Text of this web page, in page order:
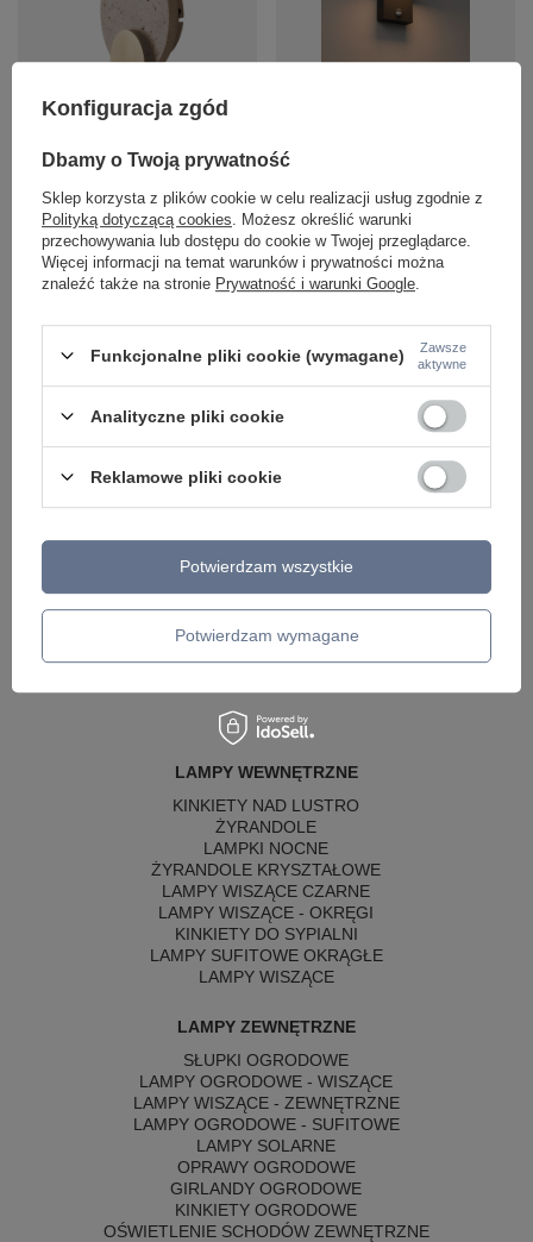
25cm średnicy LED 3000K IP44
754,00 zł / szt.
3000K z czujnikiem ruchu Maxlight
W0472
396,00 zł / szt.
LAMPY WEWNĘTRZNE
KINKIETY NAD LUSTRO
ŻYRANDOLE
LAMPKI NOCNE
ŻYRANDOLE KRYSZTAŁOWE
LAMPY WISZĄCE CZARNE
LAMPY WISZĄCE - OKRĘGI
KINKIETY DO SYPIALNI
LAMPY SUFITOWE OKRĄGŁE
LAMPY WISZĄCE
LAMPY ZEWNĘTRZNE
SŁUPKI OGRODOWE
LAMPY OGRODOWE - WISZĄCE
LAMPY WISZĄCE - ZEWNĘTRZNE
LAMPY OGRODOWE - SUFITOWE
LAMPY SOLARNE
OPRAWY OGRODOWE
GIRLANDY OGRODOWE
KINKIETY OGRODOWE
OŚWIETLENIE SCHODÓW ZEWNĘTRZNE
Konfiguracja zgód
Dbamy o Twoją prywatność
Sklep korzysta z plików cookie w celu realizacji usług zgodnie z
Polityką dotyczącą cookies . Możesz określić warunki
przechowywania lub dostępu do cookie w Twojej przeglądarce.
Więcej informacji na temat warunków i prywatności można
znaleźć także na stronie Prywatność i warunki Google
Funkcjonalne pliki cookie (wymagane)
Zawsze
aktywne
Analityczne pliki cookie
Reklamowe pliki cookie
Potwierdzam wymagane
Potwierdzam wszystkie